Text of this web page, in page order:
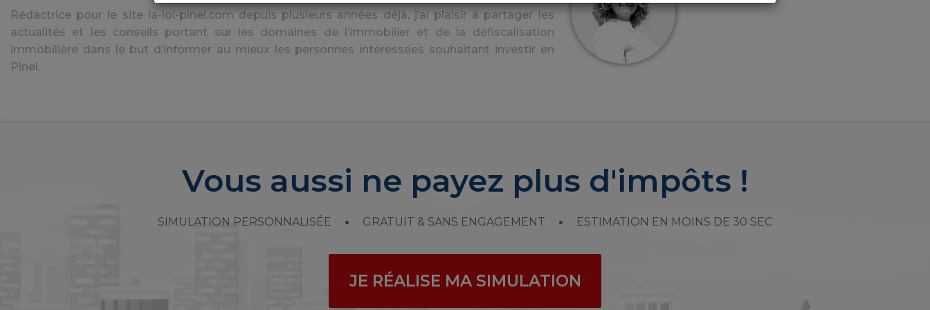
Rédactrice pour le site la-loi-pinel.com depuis plusieurs années déjà, j’ai plaisir à partager les
actualités et les conseils portant sur les domaines de l’immobilier et de la défiscalisation
immobilière dans le but d’informer au mieux les personnes intéressées souhaitant investir en
Pinel.
Vous aussi ne payez plus d'impôts !
SIMULATION PERSONNALISÉE GRATUIT & SANS ENGAGEMENT ESTIMATION EN MOINS DE 30 SEC
JE RÉALISE MA SIMULATION